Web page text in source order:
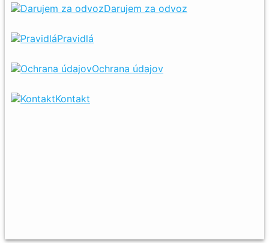
Darujem za odvoz
Pravidlá
Ochrana údajov
Kontakt